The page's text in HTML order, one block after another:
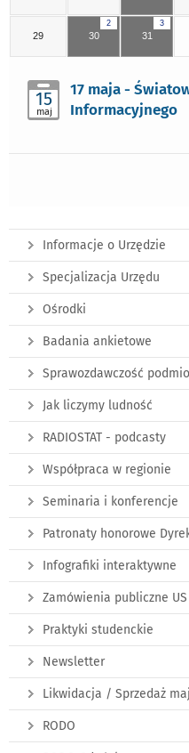
29
2
30
3
31
15
maj
17 maja -
Informacyjnego
Informacje o Urzędzie
Specjalizacja Urzędu
Ośrodki
Badania ankietowe
Sprawozdawczość
Jak liczymy ludność
RADIOSTAT - podcasty
Współpraca w regionie
Seminaria i konferencje
Patronaty honorowe
Infografiki interaktywne
Zamówienia publiczne US
Praktyki studenckie
Newsletter
Likwidacja / Sprzedaż
RODO